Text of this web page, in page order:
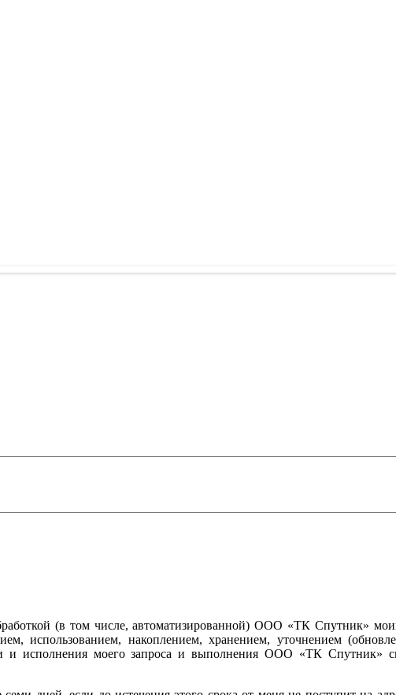
(в том числе, автоматизированной) ООО «ТК Спутник»
использованием, накоплением, хранением, уточнением
и исполнения моего запроса и выполнения ООО «ТК Спутник»